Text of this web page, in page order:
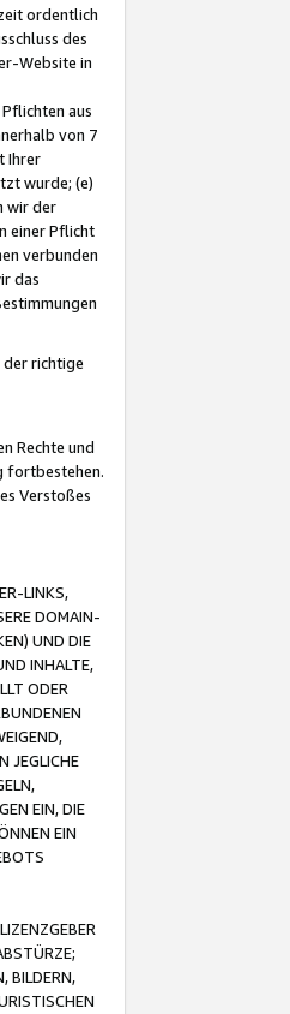
ordentlich
des
Website in
aus
von 7
Ihrer
wurde; (e)
wir der
einer Pflicht
verbunden
das
der richtige
Rechte und
fortbestehen.
Verstoßes
LINKS,
DOMAIN-
UND DIE
INHALTE,
ODER
JEGLICHE
EIN, DIE
EIN
BILDERN,